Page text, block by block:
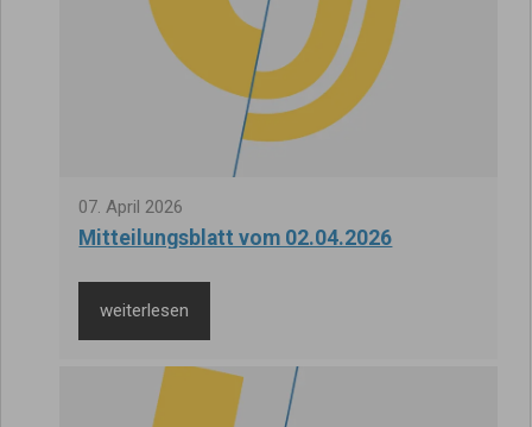
07.April 2026
Mitteilungsblatt vom 02.04.2026
weiterlesen